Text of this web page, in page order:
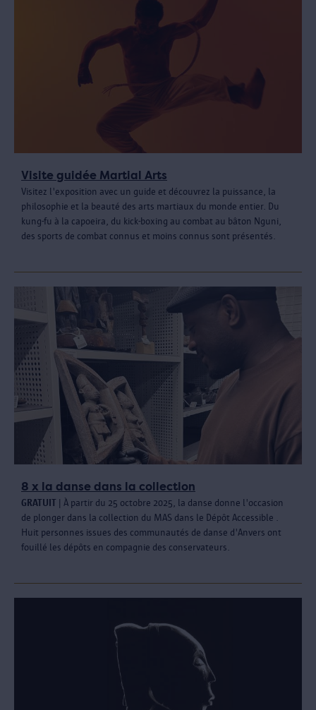
Visite guidée Martial Arts
Visitez l'exposition avec un guide et découvrez la puissance, la
philosophie et la beauté des arts martiaux du monde entier. Du
kung-fu à la capoeira, du kick-boxing au combat au bâton Nguni,
des sports de combat connus et moins connus sont présentés.
8 x la danse dans la collection
GRATUIT | À partir du 25 octobre 2025, la danse donne l'occasion
de plonger dans la collection du MAS dans le Dépôt Accessible .
Huit personnes issues des communautés de danse d'Anvers ont
fouillé les dépôts en compagnie des conservateurs.